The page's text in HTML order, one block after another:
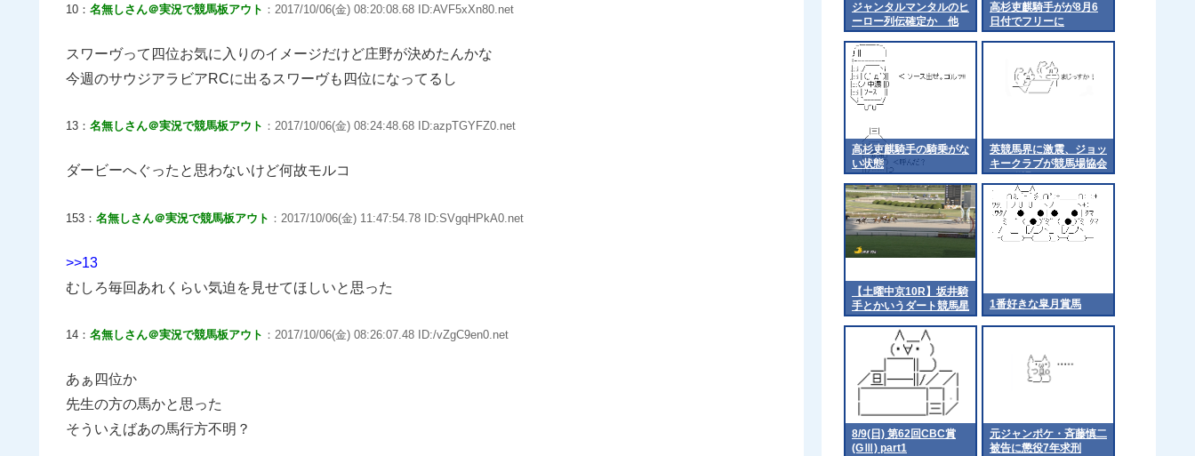
10： 名無しさん＠実況で競馬板アウト ：2017/10/06(金) 08:20:08.68 ID:AVF5xXn80.net
スワーヴって四位お気に入りのイメージだけど庄野が決めたんかな
今週のサウジアラビアRCに出るスワーヴも四位になってるし
13： 名無しさん＠実況で競馬板アウト ：2017/10/06(金) 08:24:48.68 ID:azpTGYFZ0.net
ダービーへぐったと思わないけど何故モルコ
153： 名無しさん＠実況で競馬板アウト ：2017/10/06(金) 11:47:54.78 ID:SVgqHPkA0.net
>>13
むしろ毎回あれくらい気迫を見せてほしいと思った
14： 名無しさん＠実況で競馬板アウト ：2017/10/06(金) 08:26:07.48 ID:/vZgC9en0.net
あぁ四位か
先生の方の馬かと思った
そういえばあの馬行方不明？
ジャンタルマンタルのヒ
ーロー列伝確定か 他
高杉吏麒騎手がが8月6
日付でフリーに
高杉吏麒騎手の騎乗がな
い状態
英競馬界に激震、ジョッ
キークラブが競馬場協会
から脱退
【土曜中京10R】坂井騎
手とかいうダート競馬星
人
1番好きな皐月賞馬
8/9(日) 第62回CBC賞
(GⅢ) part1
元ジャンポケ・斉藤慎二
被告に懲役7年求刑